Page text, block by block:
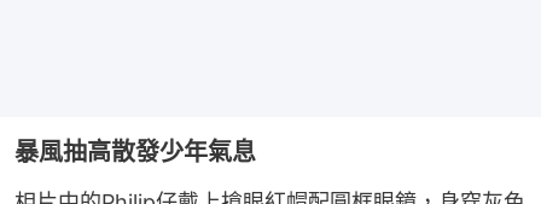
暴風抽高散發少年氣息